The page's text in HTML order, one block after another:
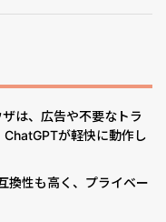
は、広告や不要なトラ
が軽快に動作し
換性も高く、プライベー